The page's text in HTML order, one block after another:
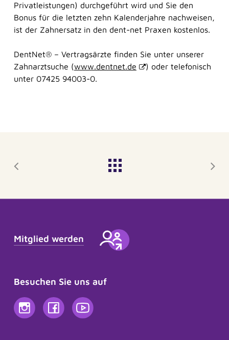
Privatleistungen) durchgeführt wird und Sie den
Bonus für die letzten zehn Kalenderjahre nachweisen,
ist der Zahnersatz in den dent-net Praxen kostenlos.
DentNet® – Vertragsärzte finden Sie unter unserer
Zahnarztsuche (www.dentnet.de
) oder telefonisch
unter 07425 94003-0.
Mitglied werden
Besuchen Sie uns auf